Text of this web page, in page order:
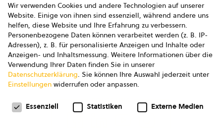
AGB
AGB Marketing GmbH
AGB Bildung
Newsletter
Wir verwenden Cookies und andere Technologien auf unserer
Website. Einige von ihnen sind essenziell, während andere uns
helfen, diese Website und Ihre Erfahrung zu verbessern.
Personenbezogene Daten können verarbeitet werden (z. B. IP-
Adressen), z. B. für personalisierte Anzeigen und Inhalte oder
Anzeigen- und Inhaltsmessung. Weitere Informationen über die
Verwendung Ihrer Daten finden Sie in unserer
Datenschutzerklärung. Sie können Ihre Auswahl jederzeit unter
Einstellungen widerrufen oder anpassen.
Datenschutzeinstellungen
Essenziell Statistiken Externe Medien